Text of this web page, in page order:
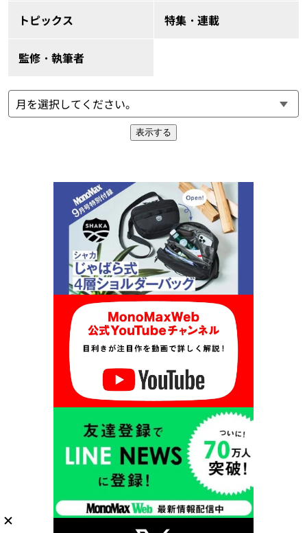
トピックス 特集・連載
監修・執筆者
表示する